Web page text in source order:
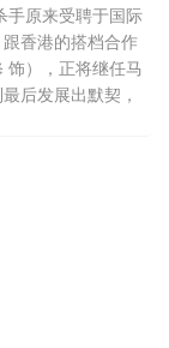
手原来受聘于国际
香港的搭档合作
饰），正将继任马
后发展出默契，